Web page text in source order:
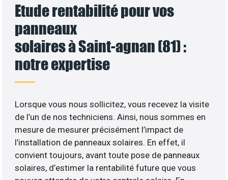
Etude rentabilité pour vos
panneaux
solaires à Saint-agnan (81) :
notre expertise
Lorsque vous nous sollicitez, vous recevez la visite
de l’un de nos techniciens. Ainsi, nous sommes en
mesure de mesurer précisément l’impact de
l’installation de panneaux solaires. En effet, il
convient toujours, avant toute pose de panneaux
solaires, d’estimer la rentabilité future que vous